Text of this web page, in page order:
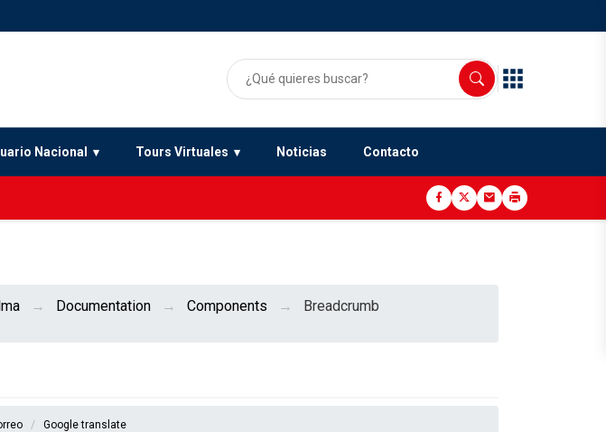
Nacional Tours Virtuales Noticias Contacto
Documentation Components Breadcrumb
Google translate